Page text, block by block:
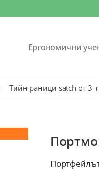
Ергономични
Тийн раници satch от 3-